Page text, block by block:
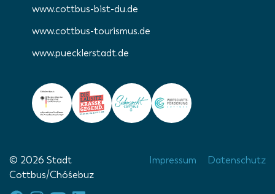
www.cottbus-bist-du.de
www.cottbus-tourismus.de
www.puecklerstadt.de
© 2026 Stadt
Cottbus/Chóśebuz
Impressum Datenschutz